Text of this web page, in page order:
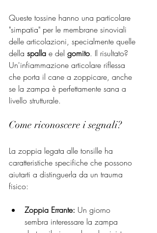
Queste tossine hanno una particolare
"simpatia" per le membrane sinoviali
delle articolazioni, specialmente quelle
della spalla e del gomito. Il risultato?
Un'infiammazione articolare riflessa
che porta il cane a zoppicare, anche
se la zampa è perfettamente sana a
livello strutturale.
Come riconoscere i segnali?
La zoppia legata alle tonsille ha
caratteristiche specifiche che possono
aiutarti a distinguerla da un trauma
fisico:
Zoppia Errante: Un giorno
sembra interessare la zampa